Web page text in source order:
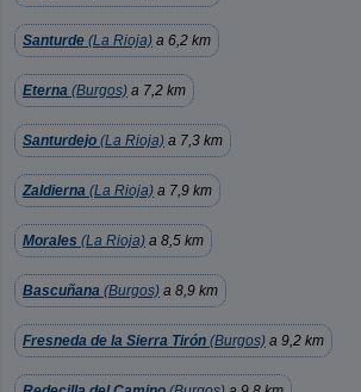
Santurde (La Rioja) a 6,2 km
Eterna (Burgos) a 7,2 km
Santurdejo (La Rioja) a 7,3 km
Zaldierna (La Rioja) a 7,9 km
Morales (La Rioja) a 8,5 km
Bascuñana (Burgos) a 8,9 km
Fresneda de la Sierra Tirón (Burgos) a 9,2 km